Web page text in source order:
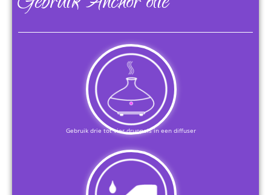
Gebruik drie tot vier druppels in een diffuser